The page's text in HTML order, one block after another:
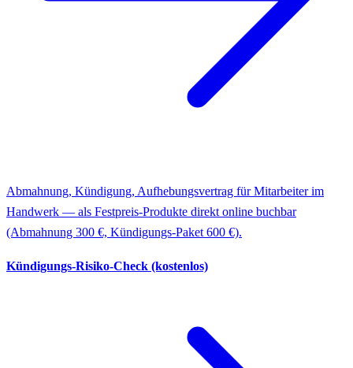
Abmahnung, Kündigung, Aufhebungsvertrag für Mitarbeiter im
Handwerk — als Festpreis-Produkte direkt online buchbar
(Abmahnung 300 €, Kündigungs-Paket 600 €).
Kündigungs-Risiko-Check (kostenlos)